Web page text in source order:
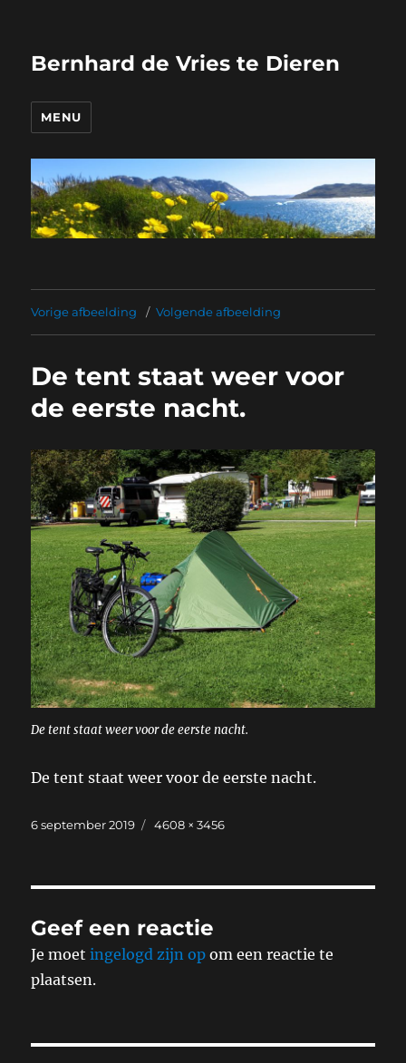
Bernhard de Vries te Dieren
MENU
Vorige afbeelding Volgende afbeelding
De tent staat weer voor
de eerste nacht.
De tent staat weer voor de eerste nacht.
De tent staat weer voor de eerste nacht.
Geplaatst
6 september 2019
Volledige
4608 × 3456
Geef een reactie
Je moetingelogd zijn op om een reactie te
plaatsen.